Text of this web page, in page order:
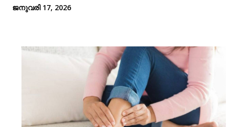
ജനുവരി 17, 2026